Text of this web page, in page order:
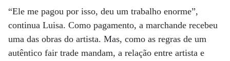
“Ele me pagou por isso, deu um trabalho enorme”,
continua Luisa. Como pagamento, a marchande recebeu
uma das obras do artista. Mas, como as regras de um
autêntico fair trade mandam, a relação entre artista e